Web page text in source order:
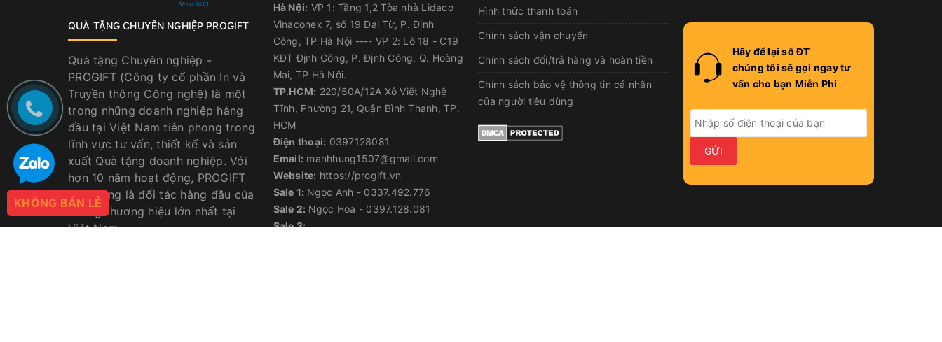
QUÀ TẶNG CHUYÊN NGHIỆP PROGIFT
Quà tặng Chuyên nghiệp -
PROGIFT (Công ty cổ phần In và
Truyền thông Công nghệ) là một
trong những doanh nghiệp hàng
đầu tại Việt Nam tiên phong trong
lĩnh vực tư vấn, thiết kế và sản
xuất Quà tặng doanh nghiệp. Với
hơn 10 năm hoạt động, PROGIFT
hiện đang là đối tác hàng đầu của
những thương hiệu lớn nhất tại
Việt Nam
Hà Nội: VP 1: Tầng 1,2 Tòa nhà Lidaco
Vinaconex 7, số 19 Đại Từ, P. Định
Công, TP Hà Nội ---- VP 2: Lô 18 - C19
KĐT Định Công, P. Định Công, Q. Hoàng
Mai, TP Hà Nội.
TP.HCM: 220/50A/12A Xô Viết Nghệ
Tĩnh, Phường 21, Quận Bình Thạnh, TP.
HCM
Điện thoại: 0397128081
Email: manhhung1507@gmail.com
Website: https://progift.vn
Sale 1: Ngọc Anh - 0337.492.776
Sale 2: Ngọc Hoa - 0397.128.081
Sale 3:
Hình thức thanh toán
Chính sách vận chuyển
Chính sách đổi/trả hàng và hoàn tiền
Chính sách bảo vệ thông tin cá nhân
của người tiêu dùng
Hãy để lại số ĐT
chúng tôi sẽ gọi ngay tư
vấn cho bạn Miễn Phí
GỬI
KHÔNG BÁN LẺ